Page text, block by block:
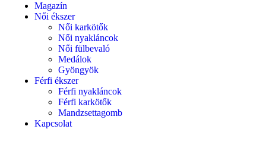
Magazín
Női ékszer
Női karkötők
Női nyakláncok
Női fülbevaló
Medálok
Gyöngyök
Férfi ékszer
Férfi nyakláncok
Férfi karkötők
Mandzsettagomb
Kapcsolat